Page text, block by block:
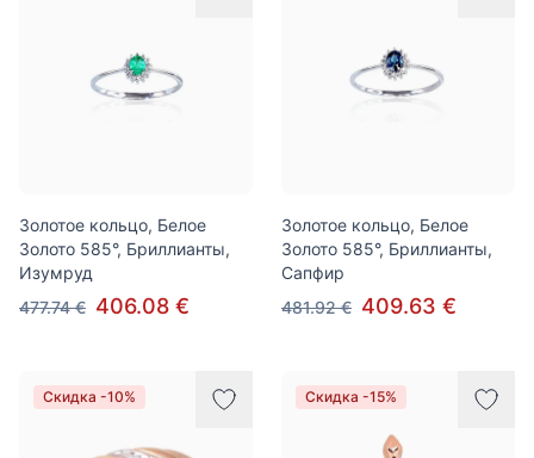
Золотое кольцо, Белое
Золото 585°, Бриллианты,
Изумруд
477.74 € 406.08 €
Золотое кольцо, Белое
Золото 585°, Бриллианты,
Сапфир
481.92 € 409.63 €
Скидка -10% Скидка -15%